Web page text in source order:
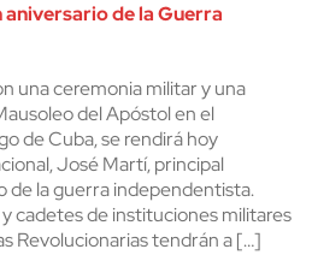
de la Guerra
una ceremonia militar y una
del Apóstol en el
de Cuba, se rendirá hoy
José Martí, principal
de la guerra independentista.
cadetes de instituciones militares
Revolucionarias tendrán a […]